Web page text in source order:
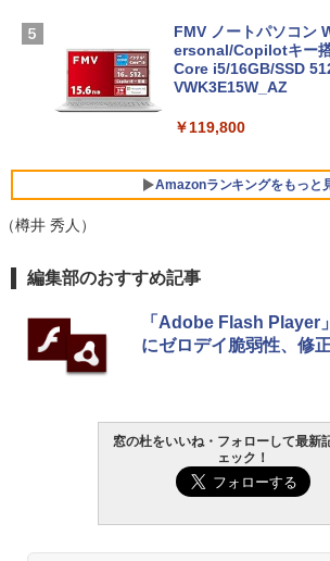
FMV ノートパソコン
ersonal/Copilotキー
Core i5/16GB/SSD
VWK3E15W_AZ
￥119,800
Amazonランキングをもっと
Robloxギフトカード -
インゲームコード】
ラインコード版
Microsoft Office
4(最新 永続版)|オンラ
ows11、10/mac対応
生成AIパスポート公式
￥1,766
ズ (はぴーイラスト
￥480
ClaudeCode いちば
Amazon Kindle
週間持続バッテリー、
ク
Amazon Kindle - 目に
ない、大きな画面で読
続バッテリー、6イン
書籍リーダー、ブラッ
（樽井 秀人）
編集部のおすすめ記事
「Adobe Flash Player
にゼロデイ脆弱性、修
窓の杜をいいね・フォローして最新
ェック！